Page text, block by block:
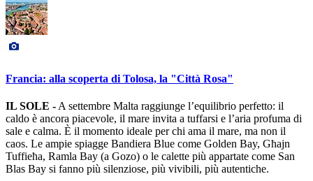
Francia: alla scoperta di Tolosa, la "Città Rosa"
IL SOLE - A settembre Malta raggiunge l’equilibrio perfetto: il
caldo è ancora piacevole, il mare invita a tuffarsi e l’aria profuma di
sale e calma. È il momento ideale per chi ama il mare, ma non il
caos. Le ampie spiagge Bandiera Blue come Golden Bay, Għajn
Tuffieħa, Ramla Bay (a Gozo) o le calette più appartate come San
Blas Bay si fanno più silenziose, più vivibili, più autentiche.